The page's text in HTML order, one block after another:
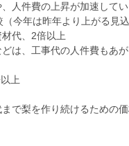
人件費の上昇が加速してい
今年は昨年より上がる見込
代、2倍以上
は、工事代の人件費もあが
上
で梨を作り続けるための価